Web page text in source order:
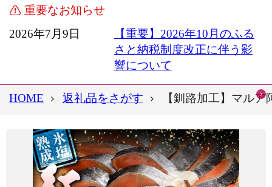
重要なお知らせ
2026年7月9日
【重要】2026年10月のふる
さと納税制度改正に伴う影
響について
HOME 返礼品をさがす 【釧路加工】マル